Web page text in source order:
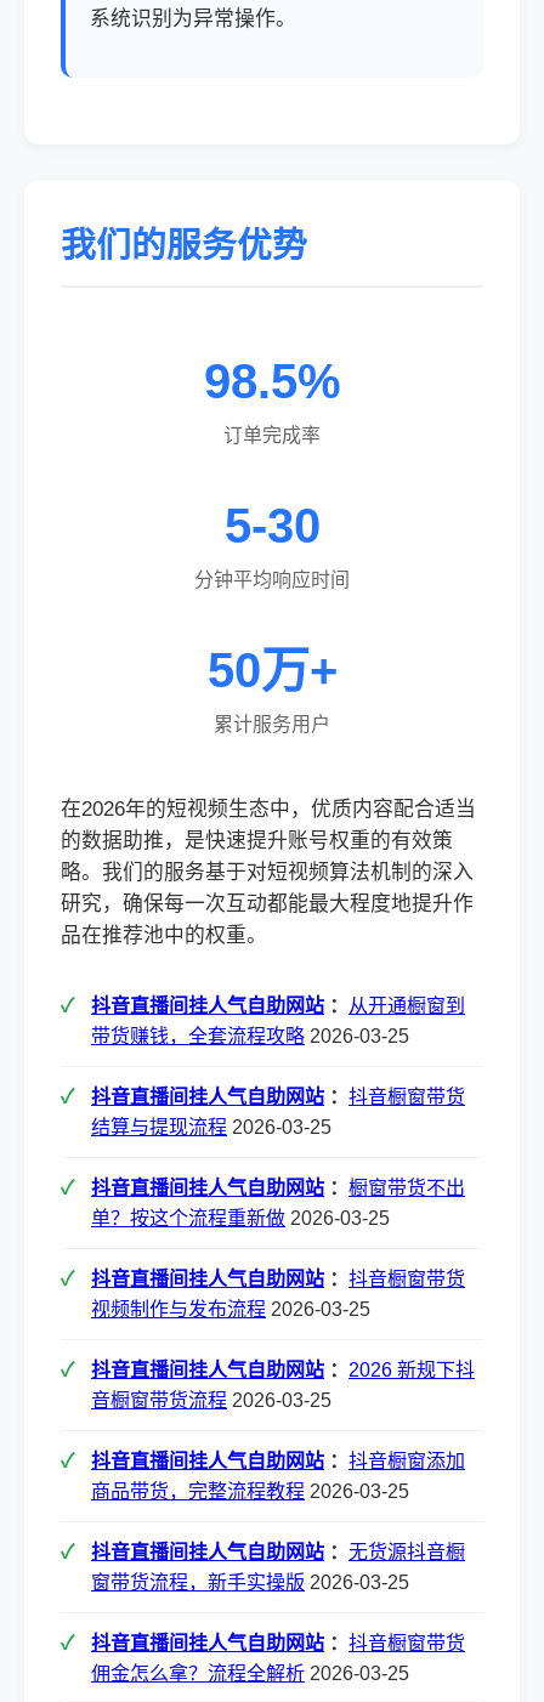
系统识别为异常操作。
我们的服务优势
98.5%
订单完成率
5-30
分钟平均响应时间
50万+
累计服务用户
在2026年的短视频生态中，优质内容配合适当
的数据助推，是快速提升账号权重的有效策
略。我们的服务基于对短视频算法机制的深入
研究，确保每一次互动都能最大程度地提升作
品在推荐池中的权重。
抖音直播间挂人气自助网站 ：
从开通橱窗到
带货赚钱，全套流程攻略 2026-03-25
抖音直播间挂人气自助网站 ： 抖音橱窗带货
结算与提现流程 2026-03-25
抖音直播间挂人气自助网站 ： 橱窗带货不出
单？按这个流程重新做 2026-03-25
抖音直播间挂人气自助网站 ： 抖音橱窗带货
视频制作与发布流程 2026-03-25
抖音直播间挂人气自助网站 ： 2026 新规下抖
音橱窗带货流程 2026-03-25
抖音直播间挂人气自助网站 ： 抖音橱窗添加
商品带货，完整流程教程 2026-03-25
抖音直播间挂人气自助网站 ： 无货源抖音橱
窗带货流程，新手实操版 2026-03-25
抖音直播间挂人气自助网站 ： 抖音橱窗带货
佣金怎么拿？流程全解析 2026-03-25